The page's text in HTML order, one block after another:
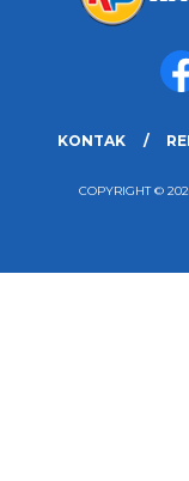
KONTAK
COPYRIGHT ©